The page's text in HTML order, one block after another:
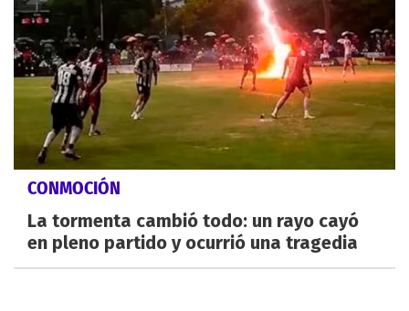
CONMOCIÓN
La tormenta cambió todo: un rayo cayó
en pleno partido y ocurrió una tragedia